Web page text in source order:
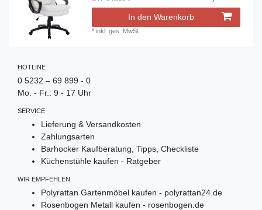
In den Warenkorb
*inkl. ges. MwSt.
HOTLINE
0 5232 – 69 899 - 0
Mo. - Fr.: 9 - 17 Uhr
SERVICE
Lieferung & Versandkosten
Zahlungsarten
Barhocker Kaufberatung, Tipps, Checkliste
Küchenstühle kaufen - Ratgeber
WIR EMPFEHLEN
Polyrattan Gartenmöbel kaufen - polyrattan24.de
Rosenbogen Metall kaufen - rosenbogen.de